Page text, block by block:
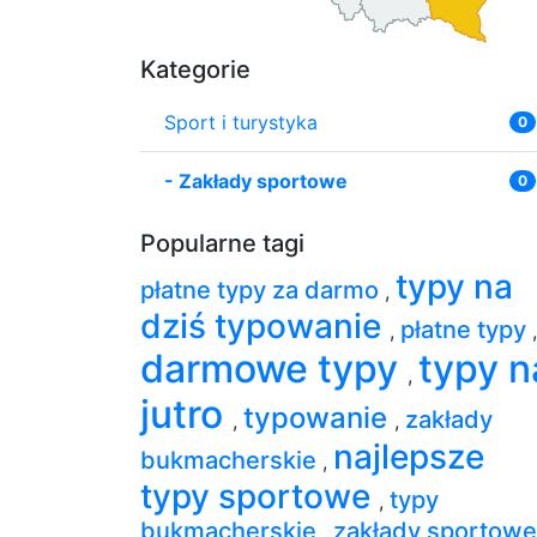
Kategorie
Sport i turystyka 0
- Zakłady sportowe 0
Popularne tagi
płatne typy za darmo , typy na
dziś typowanie , płatne typy ,
darmowe typy , typy
jutro , typowanie , zakłady
bukmacherskie , najlepsze
typy sportowe , typy
bukmacherskie
zakłady sportowe